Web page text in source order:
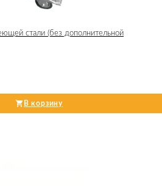
стали (без дополнительной
В корзину